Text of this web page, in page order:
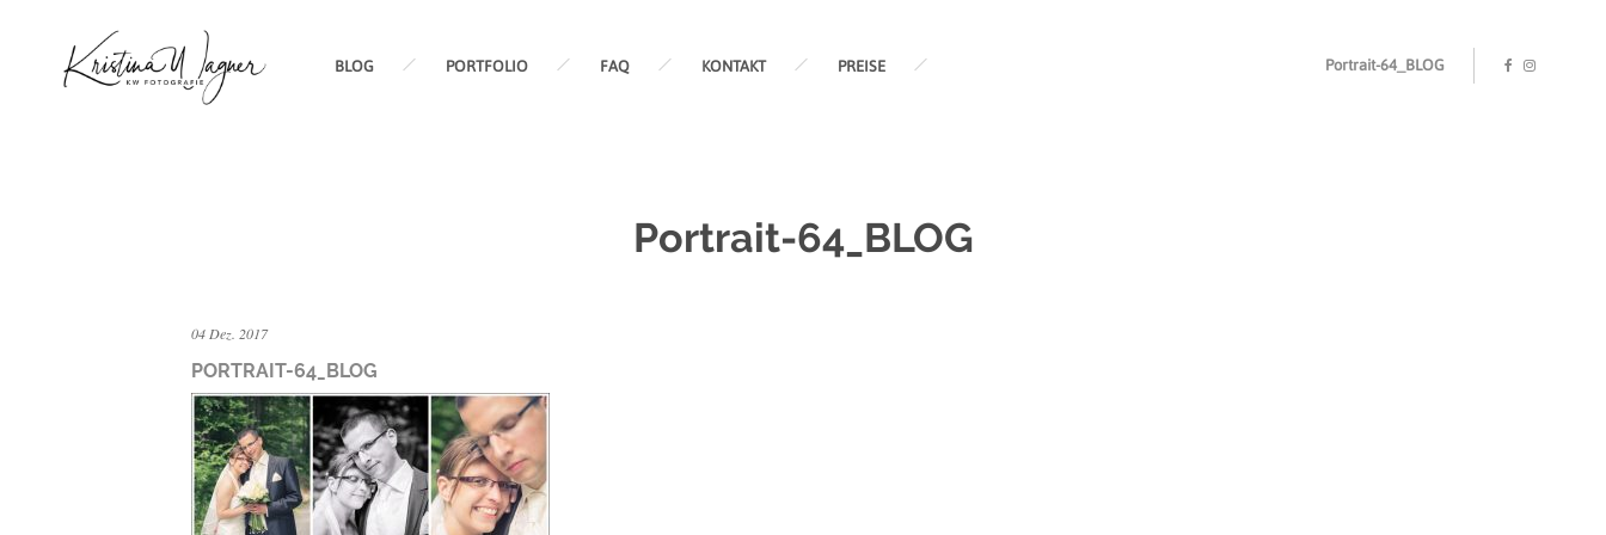
BLOG PORTFOLIO FAQ KONTAKT PREISE Portrait-64_BLOG
Portrait-64_BLOG
04 Dez. 2017
PORTRAIT-64_BLOG